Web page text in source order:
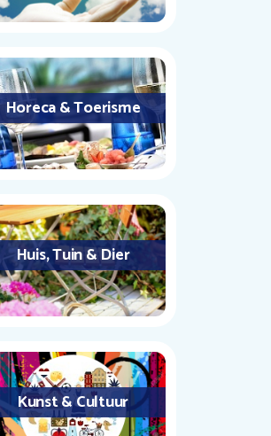
Horeca & Toerisme
Huis, Tuin & Dier
Kunst & Cultuur